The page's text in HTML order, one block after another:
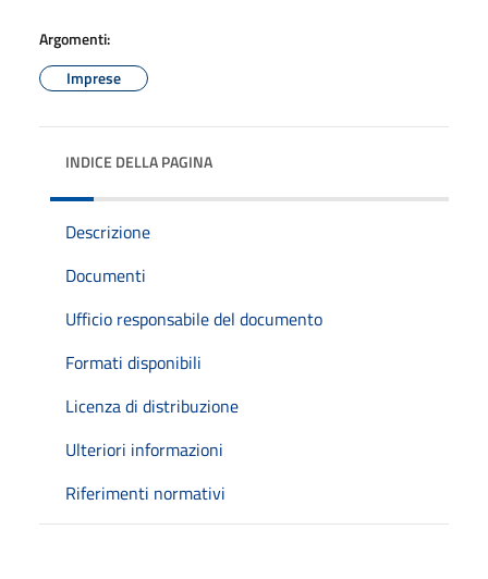
Argomenti:
Imprese
INDICE DELLA PAGINA
Descrizione
Documenti
Ufficio responsabile del documento
Formati disponibili
Licenza di distribuzione
Ulteriori informazioni
Riferimenti normativi